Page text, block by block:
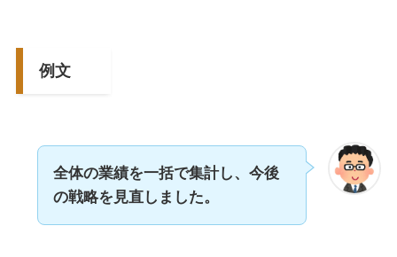
例文
全体の業績を一括で集計し、今後
の戦略を見直しました。